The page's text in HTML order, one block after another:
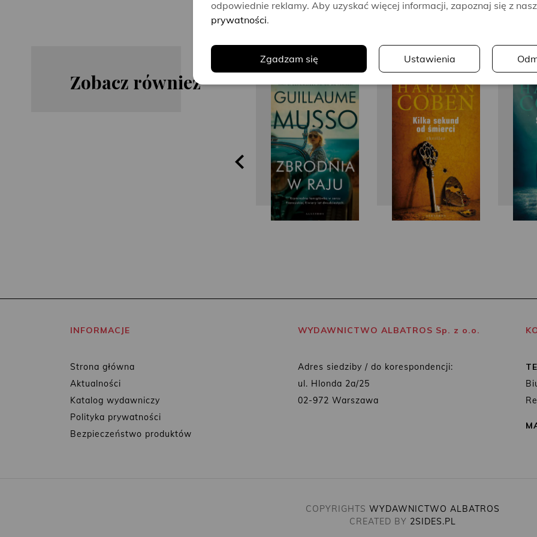
Zobacz również
Harlan
Steve
Guillaume
Musso
Harlan
Coben
INFORMACJE
Strona główna
Aktualności
Katalog wydawniczy
Polityka prywatności
Bezpieczeństwo produktów
WYDAWNICTWO ALBATROS Sp. z o.o.
Adres siedziby / do korespondencji:
ul. Hlonda 2a/25
02-972 Warszawa
COPYRIGHTS WYDAWNICTWO ALBATROS
CREATED BY 2SIDES.PL
odpowiednie reklamy. Aby uzyskać więcej informacji, zapoznaj się z
prywatności.
Zgadzam się Ustawienia